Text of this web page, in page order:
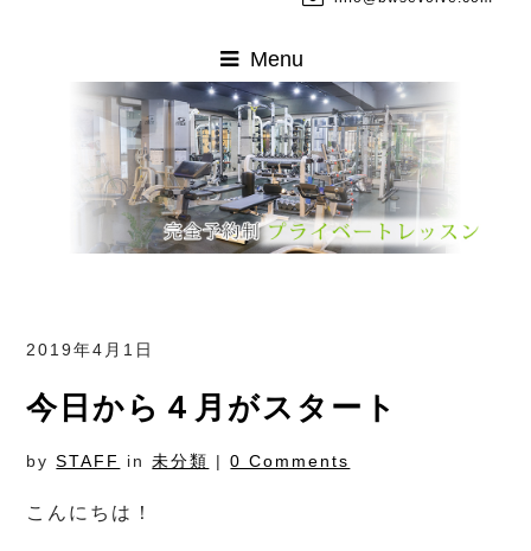
2019年4月1日
今日から４月がスタート
bySTAFF in未分類 |0 Comments
こんにちは！